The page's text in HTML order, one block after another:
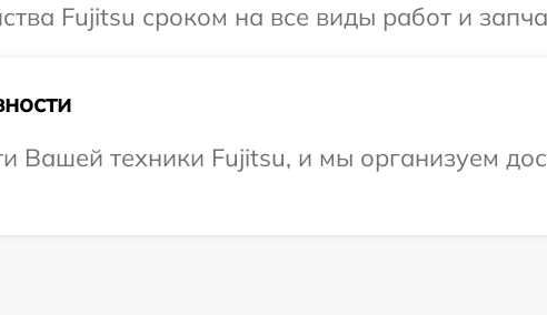
Fujitsu сроком на все виды работ и
Вашей техники Fujitsu, и мы организуем